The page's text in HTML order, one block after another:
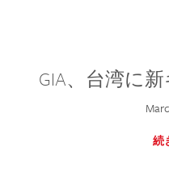
GIA、台湾に
続